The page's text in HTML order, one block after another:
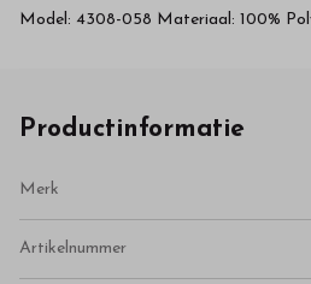
Model: 4308-058 Materiaal: 100%
Productinformatie
Merk
Artikelnummer